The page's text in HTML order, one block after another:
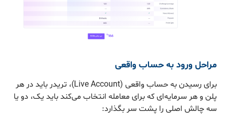
مراحل ورود به حساب واقعی
برای رسیدن به حساب واقعی (Live Account)، تریدر باید در هر
پلن و هر سرمایه‌ای که برای معامله انتخاب می‌کند باید یک، دو یا
سه چالش اصلی را پشت سر بگذارد: